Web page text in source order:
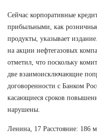
Сейчас корпоративные
прибыльными, как
продукты, указывает
на акции нефтегазовых
отметил, что поскольку
две взаимоисключающие
договоренности с Банком
касающиеся сроков
нарушены.
Ленина, 17 Расстояние: 186